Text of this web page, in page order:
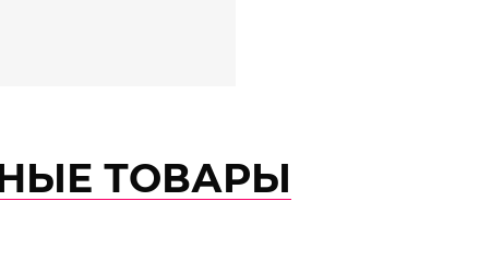
ТОВАРЫ